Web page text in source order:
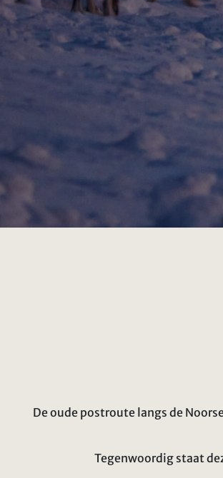
De oude postroute langs de
Tegenwoordig staat